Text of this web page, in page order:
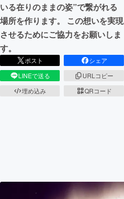
いる在りのままの姿”で繋がれる
場所を作ります。 この想いを実現
させるためにご協力をお願いしま
す。
ポスト
シェア
LINEで送る
URLコピー
埋め込み
QRコード